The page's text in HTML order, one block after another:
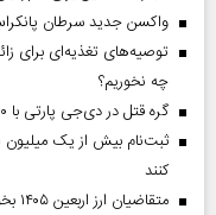
واکسن جدید سرطان
چه نخوریم؟
گره قتل در دی‌جی پارتی با ۵۰ قسم باز می‌شود
ثبت‌نام بیش از یک میلیون
کنند